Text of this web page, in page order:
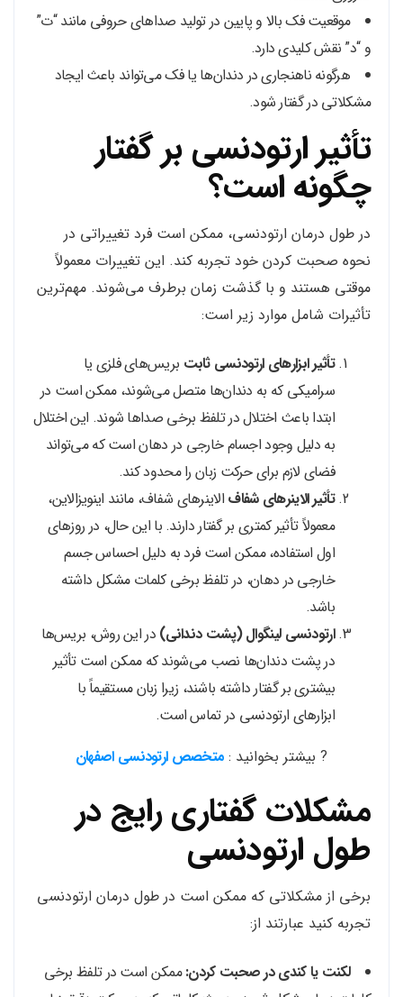
موقعیت فک بالا و پایین در تولید صداهای حروفی مانند “ت”
و “د” نقش کلیدی دارد.
هرگونه ناهنجاری در دندان‌ها یا فک می‌تواند باعث ایجاد
مشکلاتی در گفتار شود.
تأثیر ارتودنسی بر گفتار
چگونه است؟
در طول درمان ارتودنسی، ممکن است فرد تغییراتی در
نحوه صحبت کردن خود تجربه کند. این تغییرات معمولاً
موقتی هستند و با گذشت زمان برطرف می‌شوند. مهم‌ترین
تأثیرات شامل موارد زیر است:
تأثیر ابزارهای ارتودنسی ثابت بریس‌های فلزی یا
سرامیکی که به دندان‌ها متصل می‌شوند، ممکن است در
ابتدا باعث اختلال در تلفظ برخی صداها شوند. این اختلال
به دلیل وجود اجسام خارجی در دهان است که می‌تواند
فضای لازم برای حرکت زبان را محدود کند.
تأثیر الاینرهای شفاف الاینرهای شفاف، مانند اینویزالاین،
معمولاً تأثیر کمتری بر گفتار دارند. با این حال، در روزهای
اول استفاده، ممکن است فرد به دلیل احساس جسم
خارجی در دهان، در تلفظ برخی کلمات مشکل داشته
باشد.
ارتودنسی لینگوال (پشت دندانی) در این روش، بریس‌ها
در پشت دندان‌ها نصب می‌شوند که ممکن است تأثیر
بیشتری بر گفتار داشته باشند، زیرا زبان مستقیماً با
ابزارهای ارتودنسی در تماس است.
? بیشتر بخوانید : متخصص ارتودنسی اصفهان
مشکلات گفتاری رایج در
طول ارتودنسی
برخی از مشکلاتی که ممکن است در طول درمان ارتودنسی
تجربه کنید عبارتند از:
لکنت یا کندی در صحبت کردن:ممکن است در تلفظ برخی